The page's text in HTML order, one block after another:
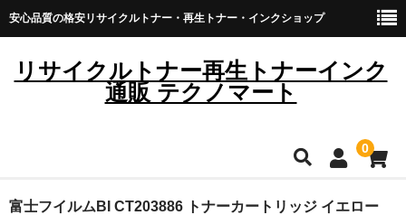
安心品質の格安リサイクルトナー・再生トナー・インクショップ
リサイクルトナー再生トナーインク
通販 テクノマート
0
HOME
富士フイルムBI CT203886 トナーカートリッジ イエロー